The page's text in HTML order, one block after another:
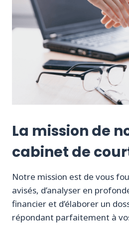
La mission de
cabinet de
Notre mission est de vous
avisés, d’analyser en
financier et d’élaborer un
répondant parfaitement à